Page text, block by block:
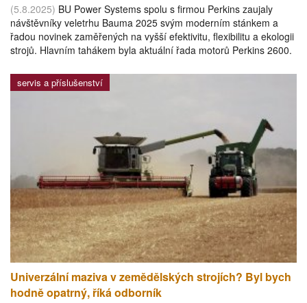
(5.8.2025) BU Power Systems spolu s firmou Perkins zaujaly
návštěvníky veletrhu Bauma 2025 svým moderním stánkem a
řadou novinek zaměřených na vyšší efektivitu, flexibilitu a ekologii
strojů. Hlavním tahákem byla aktuální řada motorů Perkins 2600.
servis a příslušenství
Univerzální maziva v zemědělských strojích? Byl bych
hodně opatrný, říká odborník